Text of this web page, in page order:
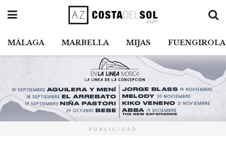
MÁLAGA MARBELLA MIJAS FUENGIROLA
PUBLICIDAD